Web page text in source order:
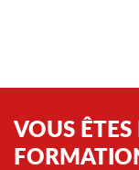
VOUS